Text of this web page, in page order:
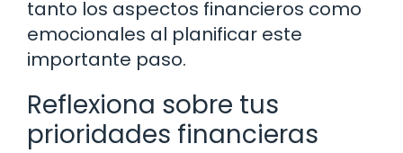
tanto los aspectos financieros como
emocionales al planificar este
importante paso.
Reflexiona sobre tus
prioridades financieras